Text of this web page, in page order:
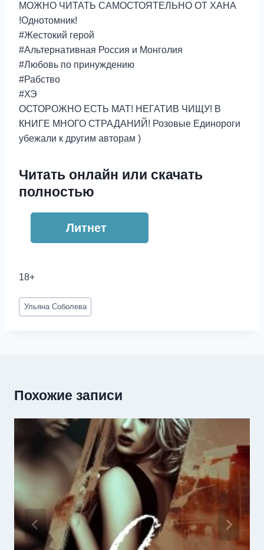
МОЖНО ЧИТАТЬ САМОСТОЯТЕЛЬНО ОТ ХАНА
!Однотомник!
#Жестокий герой
#Альтернативная Россия и Монголия
#Любовь по принуждению
#Рабство
#ХЭ
ОСТОРОЖНО ЕСТЬ МАТ! НЕГАТИВ ЧИЩУ! В
КНИГЕ МНОГО СТРАДАНИЙ! Розовые Единороги
убежали к другим авторам )
Читать онлайн или скачать
полностью
Литнет
18+
Метки
записи:
Ульяна Соболева
Похожие записи